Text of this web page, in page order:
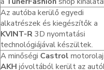
Az autóba kerülő egyedi
alkatrészek és kiegészítők a
KVINT-R3D nyomtatási
technológiájával készültek.
A minőségi Castrol
AKH jóvoltából került az